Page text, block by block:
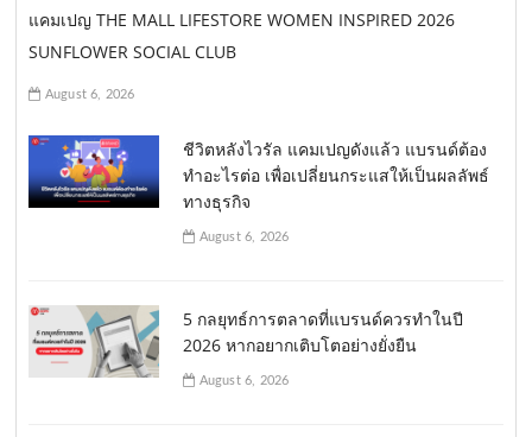
แคมเปญ THE MALL LIFESTORE WOMEN INSPIRED 2026
SUNFLOWER SOCIAL CLUB
August 6, 2026
ชีวิตหลังไวรัล แคมเปญดังแล้ว แบรนด์ต้อง
ทำอะไรต่อ เพื่อเปลี่ยนกระแสให้เป็นผลลัพธ์
ทางธุรกิจ
August 6, 2026
5 กลยุทธ์การตลาดที่แบรนด์ควรทำในปี
2026 หากอยากเติบโตอย่างยั่งยืน
August 6, 2026